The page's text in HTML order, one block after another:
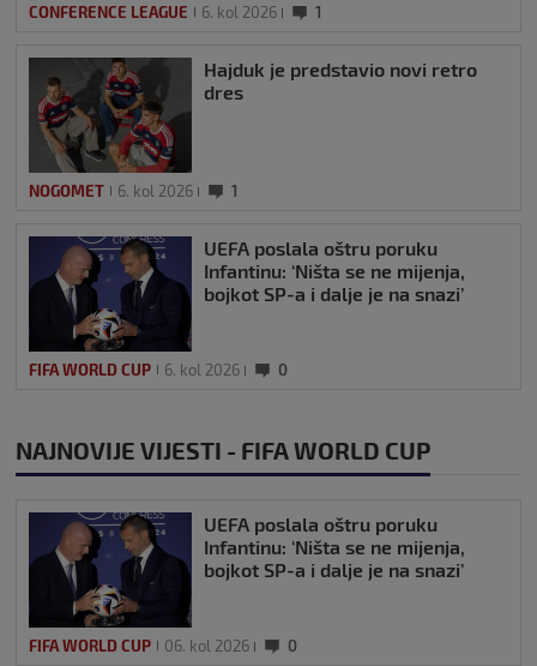
CONFERENCE LEAGUE 6. kol 2026 1
Hajduk je predstavio novi retro
dres
NOGOMET 6. kol 2026 1
UEFA poslala oštru poruku
Infantinu: ‘Ništa se ne mijenja,
bojkot SP-a i dalje je na snazi’
FIFA WORLD CUP 6. kol 2026 0
NAJNOVIJE VIJESTI - FIFA WORLD CUP
UEFA poslala oštru poruku
Infantinu: ‘Ništa se ne mijenja,
bojkot SP-a i dalje je na snazi’
FIFA WORLD CUP 06. kol 2026 0